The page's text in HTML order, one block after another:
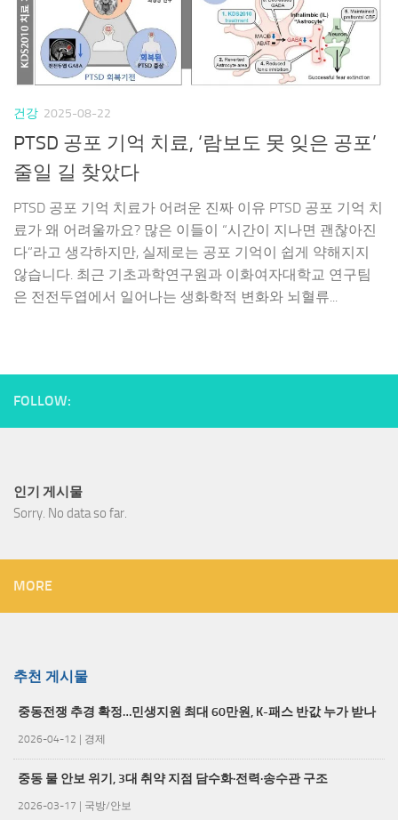
건강 2025-08-22
PTSD 공포 기억 치료, ‘람보도 못 잊은 공포’
줄일 길 찾았다
PTSD 공포 기억 치료가 어려운 진짜 이유 PTSD 공포 기억 치
료가 왜 어려울까요? 많은 이들이 “시간이 지나면 괜찮아진
다”라고 생각하지만, 실제로는 공포 기억이 쉽게 약해지지
않습니다. 최근 기초과학연구원과 이화여자대학교 연구팀
은 전전두엽에서 일어나는 생화학적 변화와 뇌혈류...
FOLLOW:
인기 게시물
Sorry. No data so far.
MORE
추천 게시물
중동전쟁 추경 확정…민생지원 최대 60만원, K-패스 반값 누가 받나
2026-04-12 | 경제
중동 물 안보 위기, 3대 취약 지점 담수화·전력·송수관 구조
2026-03-17 | 국방/안보